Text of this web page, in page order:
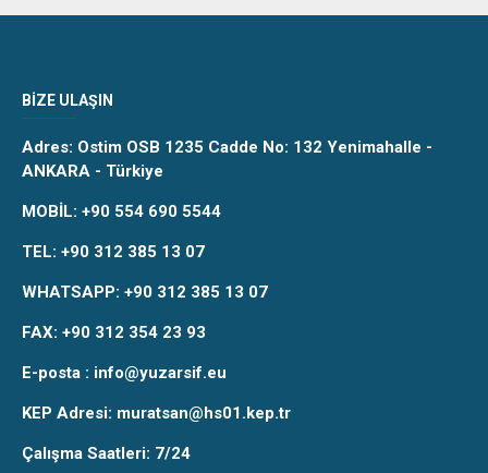
BIZE ULAŞIN
Adres: Ostim OSB 1235 Cadde No: 132 Yenimahalle -
ANKARA - Türkiye
MOBİL: +90 554 690 5544
TEL: +90 312 385 13 07
WHATSAPP: +90 312 385 13 07
FAX: +90 312 354 23 93
E-posta : info@yuzarsif.eu
KEP Adresi: muratsan@hs01.kep.tr
Çalışma Saatleri: 7/24